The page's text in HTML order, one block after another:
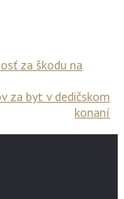
za škodu na
za byt v dedičskom
konaní